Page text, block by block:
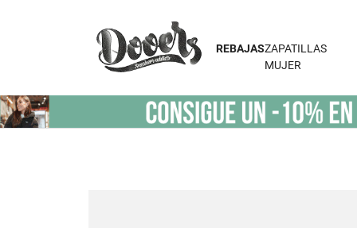
REBAJASZAPATILLAS
MUJER